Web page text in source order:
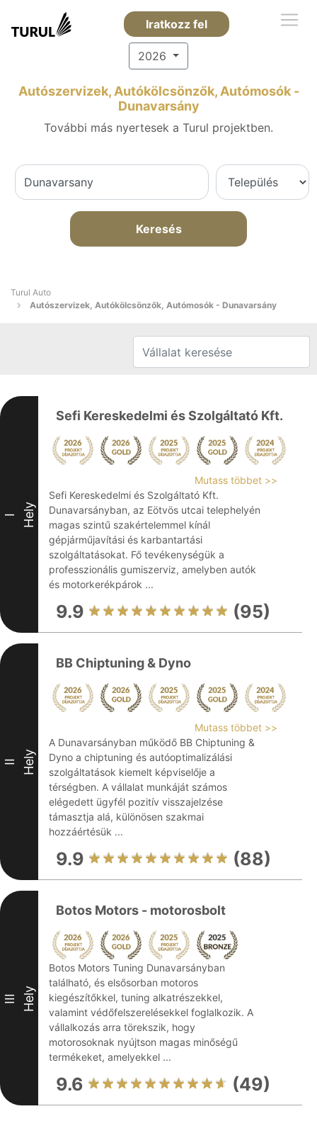
Iratkozz fel
2026
Autószervizek, Autókölcsönzők, Autómosók -
Dunavarsány
További más nyertesek a Turul projektben.
Keresés
Turul Auto
Autószervizek, Autókölcsönzők, Autómosók - Dunavarsány
I Hely
Sefi Kereskedelmi és Szolgáltató Kft.
Mutass többet >>
Sefi Kereskedelmi és Szolgáltató Kft.
Dunavarsányban, az Eötvös utcai telephelyén
magas szintű szakértelemmel kínál
gépjárműjavítási és karbantartási
szolgáltatásokat. Fő tevékenységük a
professzionális gumiszerviz, amelyben autók
és motorkerékpárok ...
9.9 (95)
II Hely
BB Chiptuning & Dyno
Mutass többet >>
A Dunavarsányban működő BB Chiptuning &
Dyno a chiptuning és autóoptimalizálási
szolgáltatások kiemelt képviselője a
térségben. A vállalat munkáját számos
elégedett ügyfél pozitív visszajelzése
támasztja alá, különösen szakmai
hozzáértésük ...
9.9 (88)
III Hely
Botos Motors - motorosbolt
Botos Motors Tuning Dunavarsányban
található, és elsősorban motoros
kiegészítőkkel, tuning alkatrészekkel,
valamint védőfelszerelésekkel foglalkozik. A
vállalkozás arra törekszik, hogy
motorosoknak nyújtson magas minőségű
termékeket, amelyekkel ...
9.6 (49)